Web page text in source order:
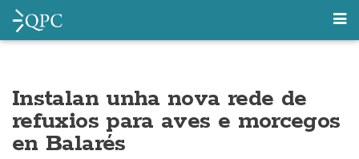
Instalan unha nova rede de
refuxios para aves e morcegos
en Balarés